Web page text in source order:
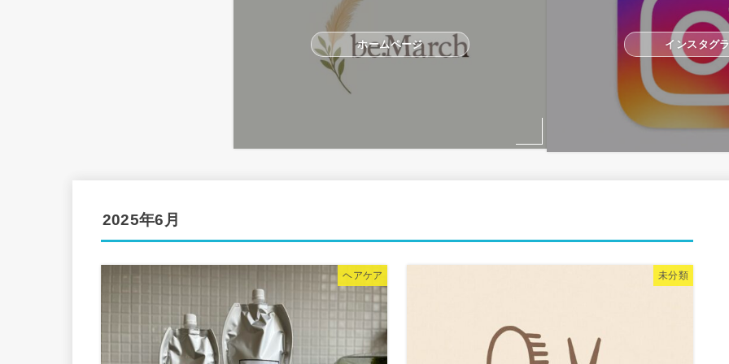
ホームページ インスタグ
2025年6月
ヘアケア 未分類